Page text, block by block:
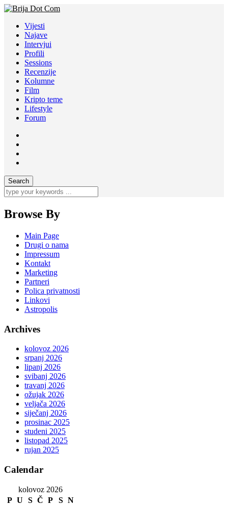
Vijesti
Najave
Intervjui
Profili
Sessions
Recenzije
Kolumne
Film
Kripto teme
Lifestyle
Forum
Browse By
Main Page
Drugi o nama
Impressum
Kontakt
Marketing
Partneri
Polica privatnosti
Linkovi
Astropolis
Archives
kolovoz 2026
srpanj 2026
lipanj 2026
svibanj 2026
travanj 2026
ožujak 2026
veljača 2026
siječanj 2026
prosinac 2025
studeni 2025
listopad 2025
rujan 2025
Calendar
kolovoz 2026
P U S Č P S N